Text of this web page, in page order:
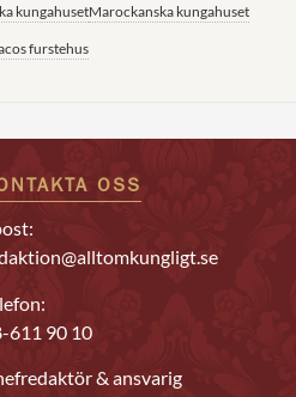
kungahusetMarockanska kungahuset
furstehus
OSS
611 90 10
& ansvarig